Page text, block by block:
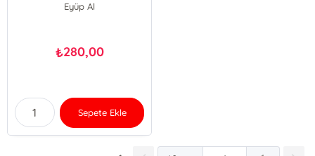
Eyüp Al
₺280,00
Sepete Ekle